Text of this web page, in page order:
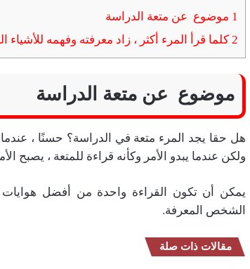
1 موضوع عن متعة الدراسة
2 كلما قرأ المرء أكثر ، زاد معرفته وفهمه للأشياء
موضوع عن متعة الدراسة
هل حقا يجد المرء متعة في الدراسة؟ حسنًا ، عندما
ولكن عندما يبدو الأمر وكأنه قراءة للمتعة ، يصبح
يمكن أن تكون القراءة واحدة من أفضل
الشخص المعرفة.
مقالات ذات صلة